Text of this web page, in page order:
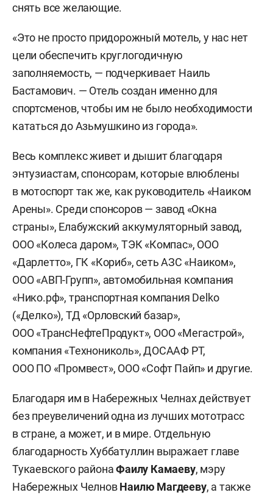
снять все желающие.
«Это не просто придорожный мотель, у нас нет
цели обеспечить круглогодичную
заполняемость, — подчеркивает Наиль
Бастамович. — Отель создан именно для
спортсменов, чтобы им не было необходимости
кататься до Азьмушкино из города».
Весь комплекс живет и дышит благодаря
энтузиастам, спонсорам, которые влюблены
в мотоспорт так же, как руководитель «Наиком
Арены». Среди спонсоров— завод «Окна
страны», Елабужский аккумуляторный завод,
ООО «Колеса даром», ТЭК «Компас», ООО
«Дарлетто», ГК «Кориб», сеть АЗС «Наиком»,
ООО «АВП-Групп», автомобильная компания
«Нико.рф», транспортная компания Delko
(«Делко»), ТД «Орловский базар»,
ООО «ТрансНефтеПродукт», ООО «Мегастрой»,
компания «Технониколь», ДОСААФ РТ,
ООО ПО «Промвест», ООО «Софт Пайп» и другие.
Благодаря им в Набережных Челнах действует
без преувеличений одна из лучших мототрасс
в стране, а может, и в мире. Отдельную
благодарность Хуббатуллин выражает главе
Тукаевского районаФаилу Камаеву, мэру
Набережных ЧелновНаилю Магдееву, а также